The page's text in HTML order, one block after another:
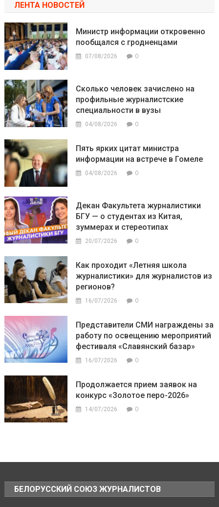
ЛЕНТА НОВОСТЕЙ
Министр информации откровенно
пообщался с гродненцами
07/08/2026 0
Сколько человек зачислено на
профильные журналистские
специальности в вузы
04/08/2026 0
Пять ярких цитат министра
информации на встрече в Гомеле
04/08/2026 0
Декан Факультета журналистики
БГУ — о студентах из Китая,
зуммерах и стереотипах
20/07/2026 0
Как проходит «Летняя школа
журналистики» для журналистов из
регионов?
16/07/2026 0
Представители СМИ награждены за
работу по освещению мероприятий
фестиваля «Славянский базар»
16/07/2026 0
Продолжается прием заявок на
конкурс «Золотое перо-2026»
14/07/2026 0
БЕЛОРУССКИЙ СОЮЗ ЖУРНАЛИСТОВ